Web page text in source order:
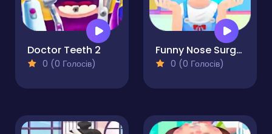
Doctor Teeth 2
0 (0 Голосів)
Funny Nose Surgery
0 (0 Голосів)